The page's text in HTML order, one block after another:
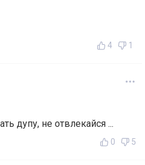
4 1
дупу, не отвлекайся ...
0 5